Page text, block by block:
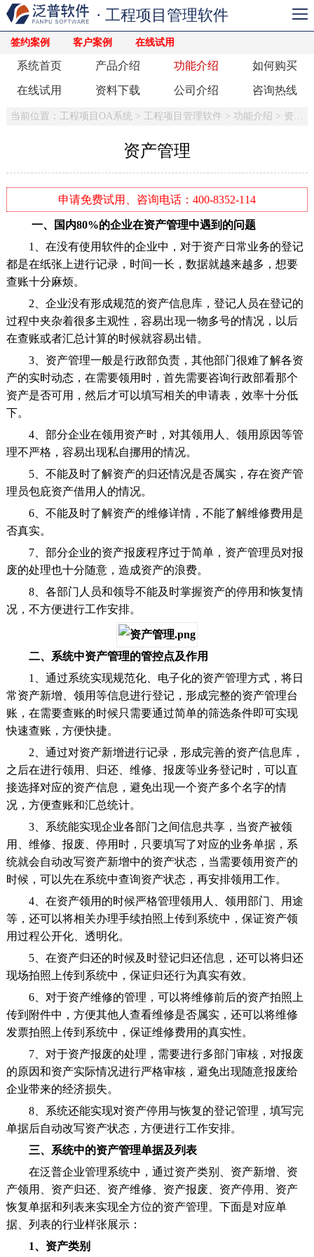
签约案例 客户案例 在线试用
· 工程项目管理软件
系统首页 产品介绍 功能介绍 如何购买
在线试用 资料下载 公司介绍 咨询热线
当前位置： 工程项目OA系统 > 工程项目管理软件 > 功能介绍 > 资产管理
资产管理
申请免费试用、咨询电话：400-8352-114
一、国内80%的企业在资产管理中遇到的问题
1、在没有使用软件的企业中，对于资产日常业务的登记
都是在纸张上进行记录，时间一长，数据就越来越多，想要
查账十分麻烦。
2、企业没有形成规范的资产信息库，登记人员在登记的
过程中夹杂着很多主观性，容易出现一物多号的情况，以后
在查账或者汇总计算的时候就容易出错。
3、资产管理一般是行政部负责，其他部门很难了解各资
产的实时动态，在需要领用时，首先需要咨询行政部看那个
资产是否可用，然后才可以填写相关的申请表，效率十分低
下。
4、部分企业在领用资产时，对其领用人、领用原因等管
理不严格，容易出现私自挪用的情况。
5、不能及时了解资产的归还情况是否属实，存在资产管
理员包庇资产借用人的情况。
6、不能及时了解资产的维修详情，不能了解维修费用是
否真实。
7、部分企业的资产报废程序过于简单，资产管理员对报
废的处理也十分随意，造成资产的浪费。
8、各部门人员和领导不能及时掌握资产的停用和恢复情
况，不方便进行工作安排。
二、系统中资产管理的管控点及作用
1、通过系统实现规范化、电子化的资产管理方式，将日
常资产新增、领用等信息进行登记，形成完整的资产管理台
账，在需要查账的时候只需要通过简单的筛选条件即可实现
快速查账，方便快捷。
2、通过对资产新增进行记录，形成完善的资产信息库，
之后在进行领用、归还、维修、报废等业务登记时，可以直
接选择对应的资产信息，避免出现一个资产多个名字的情
况，方便查账和汇总统计。
3、系统能实现企业各部门之间信息共享，当资产被领
用、维修、报废、停用时，只要填写了对应的业务单据，系
统就会自动改写资产新增中的资产状态，当需要领用资产的
时候，可以先在系统中查询资产状态，再安排领用工作。
4、在资产领用的时候严格管理领用人、领用部门、用途
等，还可以将相关办理手续拍照上传到系统中，保证资产领
用过程公开化、透明化。
5、在资产归还的时候及时登记归还信息，还可以将归还
现场拍照上传到系统中，保证归还行为真实有效。
6、对于资产维修的管理，可以将维修前后的资产拍照上
传到附件中，方便其他人查看维修是否属实，还可以将维修
发票拍照上传到系统中，保证维修费用的真实性。
7、对于资产报废的处理，需要进行多部门审核，对报废
的原因和资产实际情况进行严格审核，避免出现随意报废给
企业带来的经济损失。
8、系统还能实现对资产停用与恢复的登记管理，填写完
单据后自动改写资产状态，方便进行工作安排。
三、系统中的资产管理单据及列表
在泛普企业管理系统中，通过资产类别、资产新增、资
产领用、资产归还、资产维修、资产报废、资产停用、资产
恢复单据和列表来实现全方位的资产管理。下面是对应单
据、列表的行业样张展示：
1、资产类别